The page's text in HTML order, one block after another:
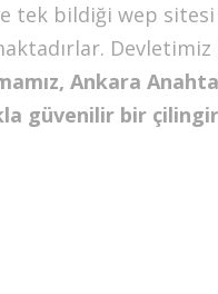
tek bildiği wep
Ankara
güvenilir bir çilingir